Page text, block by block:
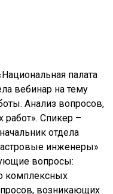
палата
вебинар на тему
Анализ вопросов,
работ». Спикер –
отдела
инженеры»
вопросы:
комплексных
возникающих